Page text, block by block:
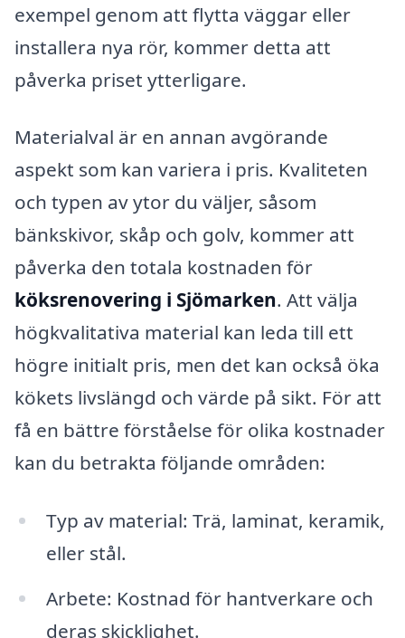
exempel genom att flytta väggar eller
installera nya rör, kommer detta att
påverka priset ytterligare.
Materialval är en annan avgörande
aspekt som kan variera i pris. Kvaliteten
och typen av ytor du väljer, såsom
bänkskivor, skåp och golv, kommer att
påverka den totala kostnaden för
köksrenovering i Sjömarken. Att välja
högkvalitativa material kan leda till ett
högre initialt pris, men det kan också öka
kökets livslängd och värde på sikt. För att
få en bättre förståelse för olika kostnader
kan du betrakta följande områden:
Typ av material: Trä, laminat, keramik,
eller stål.
Arbete: Kostnad för hantverkare och
deras skicklighet.